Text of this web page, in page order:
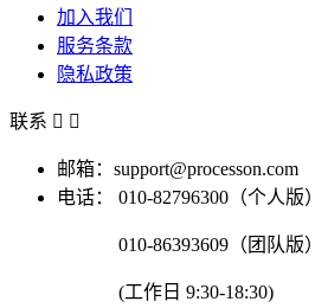
加入我们
服务条款
隐私政策
联系  
邮箱：support@processon.com
电话：
010-82796300（个人版）
010-86393609（团队版）
(工作日 9:30-18:30)